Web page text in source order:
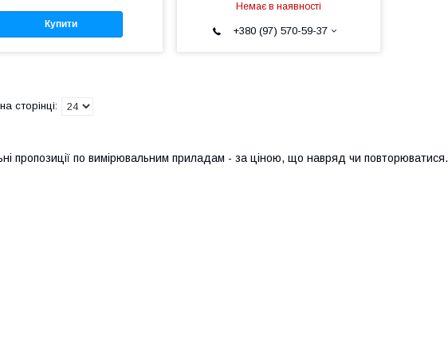
Купити
Немає в наявності
+380 (97) 570-59-37
пропозиції по вимірювальним приладам - за ціною, що навряд чи повторюватися.